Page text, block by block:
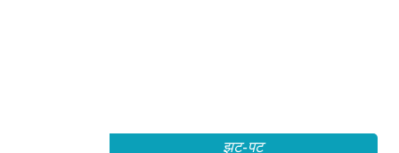
झट-पट